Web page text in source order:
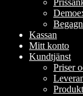
Kassan
Mitt konto
Kundtjänst
Priser